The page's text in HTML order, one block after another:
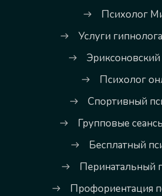
Психолог
Услуги
Эриксоновский
Психолог
Спортивный
Групповые
Бесплатный
Перинатальный
Профориентация